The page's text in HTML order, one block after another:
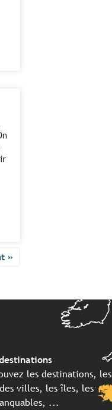
»
les destinations, les
villes, les îles, les
...